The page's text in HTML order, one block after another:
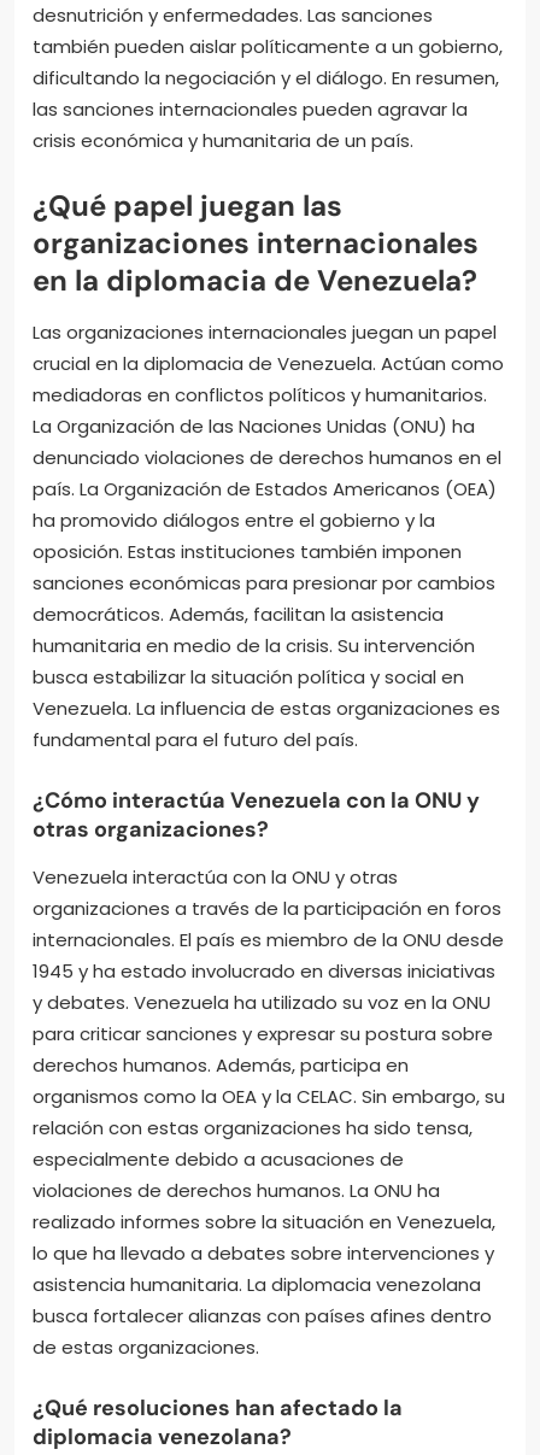
desnutrición y enfermedades. Las sanciones
también pueden aislar políticamente a un gobierno,
dificultando la negociación y el diálogo. En resumen,
las sanciones internacionales pueden agravar la
crisis económica y humanitaria de un país.
¿Qué papel juegan las
organizaciones internacionales
en la diplomacia de Venezuela?
Las organizaciones internacionales juegan un papel
crucial en la diplomacia de Venezuela. Actúan como
mediadoras en conflictos políticos y humanitarios.
La Organización de las Naciones Unidas (ONU) ha
denunciado violaciones de derechos humanos en el
país. La Organización de Estados Americanos (OEA)
ha promovido diálogos entre el gobierno y la
oposición. Estas instituciones también imponen
sanciones económicas para presionar por cambios
democráticos. Además, facilitan la asistencia
humanitaria en medio de la crisis. Su intervención
busca estabilizar la situación política y social en
Venezuela. La influencia de estas organizaciones es
fundamental para el futuro del país.
¿Cómo interactúa Venezuela con la ONU y
otras organizaciones?
Venezuela interactúa con la ONU y otras
organizaciones a través de la participación en foros
internacionales. El país es miembro de la ONU desde
1945 y ha estado involucrado en diversas iniciativas
y debates. Venezuela ha utilizado su voz en la ONU
para criticar sanciones y expresar su postura sobre
derechos humanos. Además, participa en
organismos como la OEA y la CELAC. Sin embargo, su
relación con estas organizaciones ha sido tensa,
especialmente debido a acusaciones de
violaciones de derechos humanos. La ONU ha
realizado informes sobre la situación en Venezuela,
lo que ha llevado a debates sobre intervenciones y
asistencia humanitaria. La diplomacia venezolana
busca fortalecer alianzas con países afines dentro
de estas organizaciones.
¿Qué resoluciones han afectado la
diplomacia venezolana?